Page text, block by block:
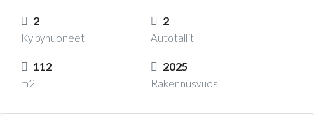
2
Kylpyhuoneet
2
Autotallit
112
m2
2025
Rakennusvuosi